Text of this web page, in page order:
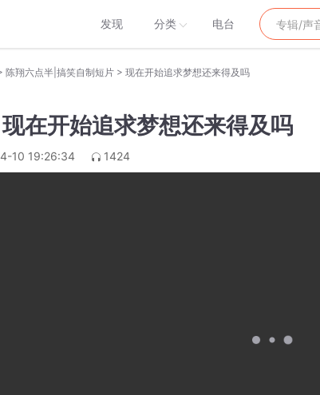
发现 分类 电台
陈翔六点半|搞笑自制短片 > 现在开始追求梦想还来得及吗
现在开始追求梦想还来得及吗
10 19:26:34 1424